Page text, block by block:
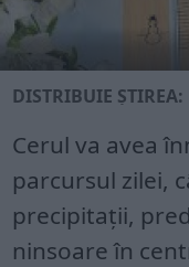
DISTRIBUIE ȘTIREA:
Cerul va avea
parcursul zilei,
precipitaţii,
ninsoare în